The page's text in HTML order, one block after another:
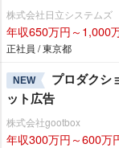
中心/システムイン
株式会社日立システムズ
年収650万円～1,000
正社員 / 東京都
NEW
プロダクシ
ット広告
株式会社gootbox
年収300万円～600万